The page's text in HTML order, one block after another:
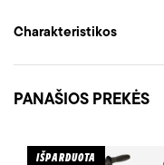
Charakteristikos
PANAŠIOS PREKĖS
IŠPARDUOTA